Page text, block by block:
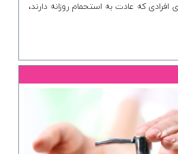
افرادی که عادت به استحمام روزانه دارند،